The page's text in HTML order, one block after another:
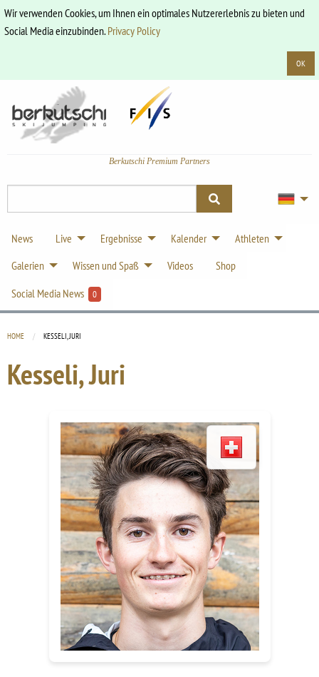
Wir verwenden Cookies, um Ihnen ein optimales Nutzererlebnis zu bieten und
Social Media einzubinden.Privacy Policy
OK
Berkutschi Premium Partners
News Live Ergebnisse Kalender
Athleten
Galerien
Wissen und Spaß Videos
Shop
Social Media News
0
HOME CURRENT:
KESSELI, JURI
Kesseli, Juri